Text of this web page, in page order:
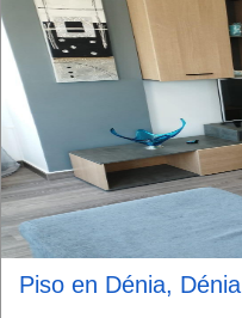
Piso en Dénia, Dénia